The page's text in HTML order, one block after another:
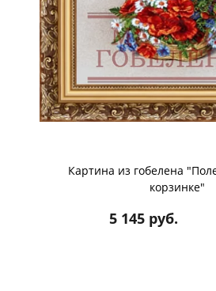
Картина из гобелена
корзинке"
5 145 руб.